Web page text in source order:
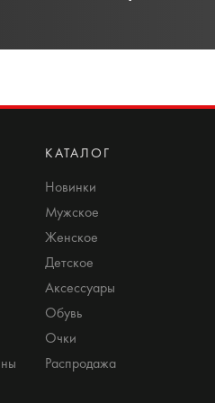
КАТАЛОГ
Новинки
Мужское
Женское
Детское
Аксессуары
Обувь
Очки
Распродажа